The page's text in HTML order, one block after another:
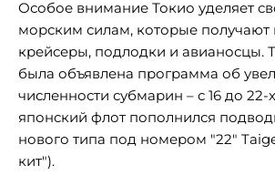
Особое внимание Токио уделяет
морским силам, которые получают
крейсеры, подлодки и авианосцы.
была объявлена программа об
численности субмарин – с 16 до 22-
японский флот пополнился
нового типа под номером "22"
кит").